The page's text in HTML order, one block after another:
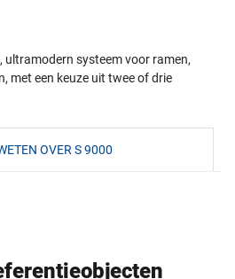
ultramodern systeem voor ramen,
met een keuze uit twee of drie
OVER S 9000